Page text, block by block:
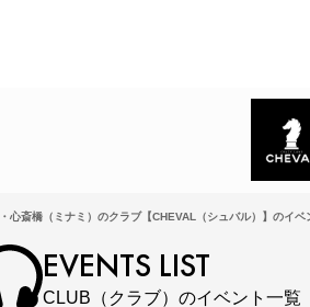
心斎橋（ミナミ）のクラブ【CHEVAL（シュバル）】のイベ
EVENTS LIST
CLUB（クラブ）のイベント一覧